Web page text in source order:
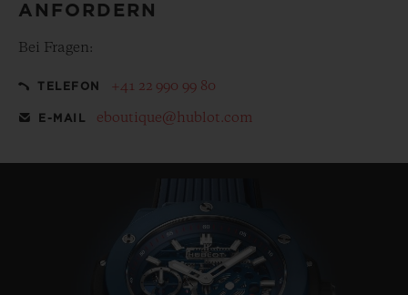
ANFORDERN
Bei Fragen:
TELEFON +41 22 990 99 80
E-MAIL eboutique@hublot.com